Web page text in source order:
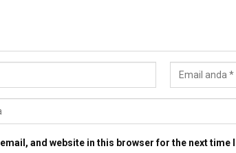
and website in this browser for the next time